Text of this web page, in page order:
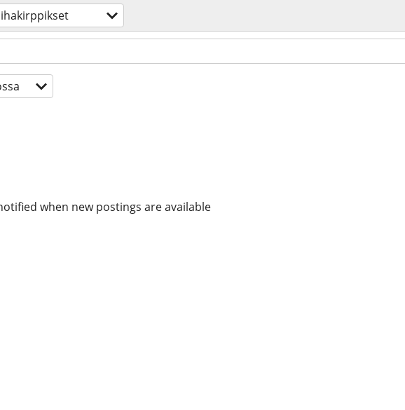
when new postings are available